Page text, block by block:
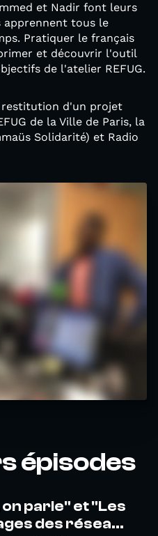
et Nadir font leurs
apprennent tous le
Pratiquer le français
et découvrir l'outil
de l'atelier REFUG.
restitution d'un projet
de la Ville de Paris, la
Solidarité) et Radio
épisodes
parle" et "Les
des résea...